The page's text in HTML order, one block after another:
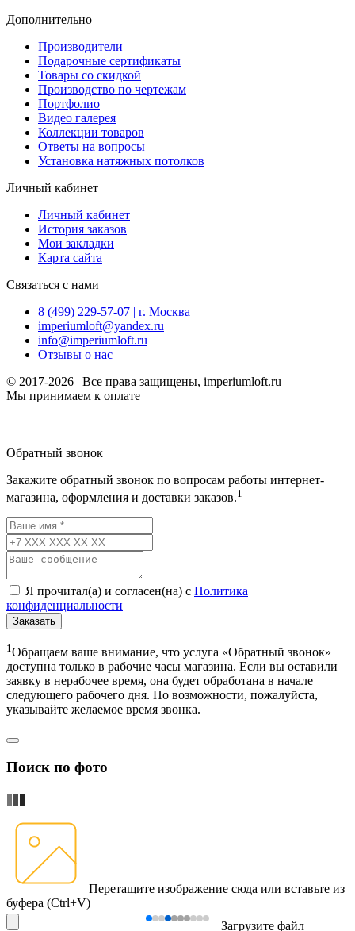
Дополнительно
Производители
Подарочные сертификаты
Товары со скидкой
Производство по чертежам
Портфолио
Видео галерея
Коллекции товаров
Ответы на вопросы
Установка натяжных потолков
Личный кабинет
Личный кабинет
История заказов
Мои закладки
Карта сайта
Связаться с нами
8 (499) 229-57-07 | г. Москва
imperiumloft@yandex.ru
info@imperiumloft.ru
Отзывы о нас
© 2017-2026 | Все права защищены, imperiumloft.ru
Мы принимаем к оплате
Обратный звонок
Закажите обратный звонок по вопросам работы интернет-
магазина, оформления и доставки заказов.1
Я прочитал(а) и согласен(на) с Политика
конфиденциальности
Заказать
1Обращаем ваше внимание, что услуга «Обратный звонок»
доступна только в рабочие часы магазина. Если вы оставили
заявку в нерабочее время, она будет обработана в начале
следующего рабочего дня. По возможности, пожалуйста,
указывайте желаемое время звонка.
Поиск по фото
Перетащите изображение сюда или вставьте из
буфера (Ctrl+V)
Загрузите файл